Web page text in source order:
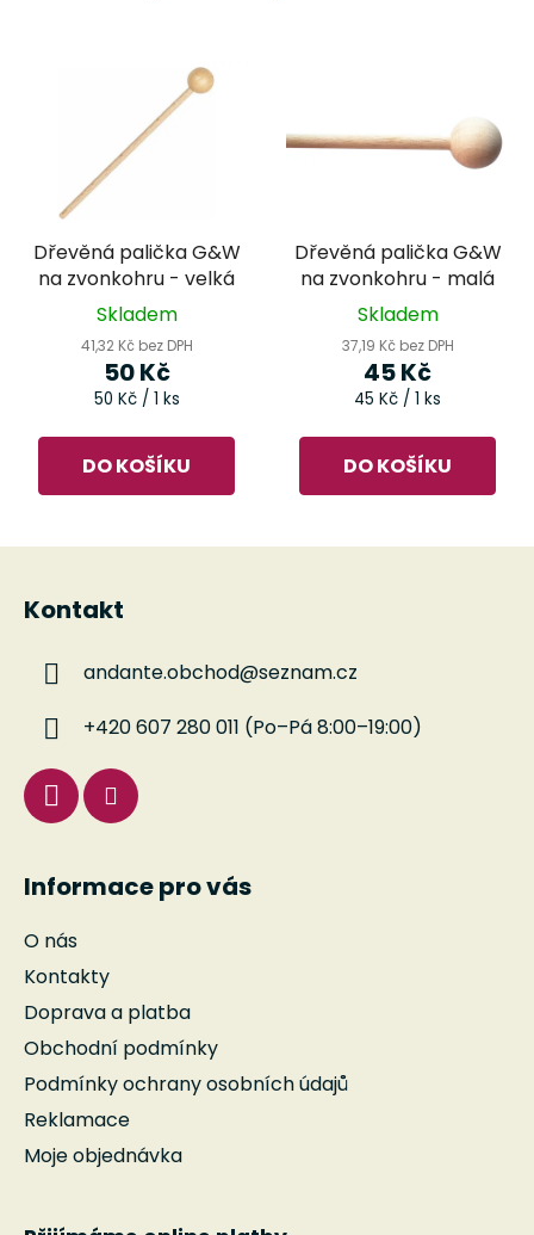
Dřevěná palička G&W
na zvonkohru - velká
Skladem
41,32 Kč bez DPH
50 Kč
Měrná
50 Kč / 1 ks
DO KOŠÍKU
Dřevěná palička G&W
na zvonkohru - malá
Skladem
37,19 Kč bez DPH
45 Kč
Měrná
45 Kč / 1 ks
DO KOŠÍKU
Kontakt
andante.obchod@seznam.cz
+420 607 280 011 (Po–Pá 8:00–19:00)
Informace pro vás
O nás
Kontakty
Doprava a platba
Obchodní podmínky
Podmínky ochrany osobních údajů
Reklamace
Moje objednávka